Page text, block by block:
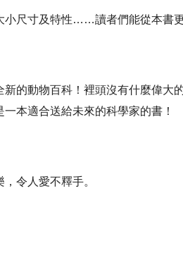
小尺寸及特性……讀者們能從本書
的動物百科！裡頭沒有什麼偉大
本適合送給未來的科學家的書！
令人愛不釋手。